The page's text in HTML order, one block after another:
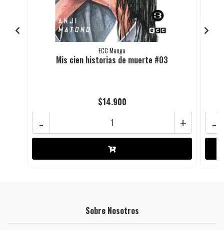
ECC Manga
Mis cien historias de muerte #03
$14.900
+
- -
Sobre Nosotros